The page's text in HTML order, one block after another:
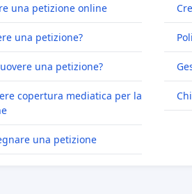
una petizione online
una petizione?
una petizione?
copertura mediatica per la
una petizione